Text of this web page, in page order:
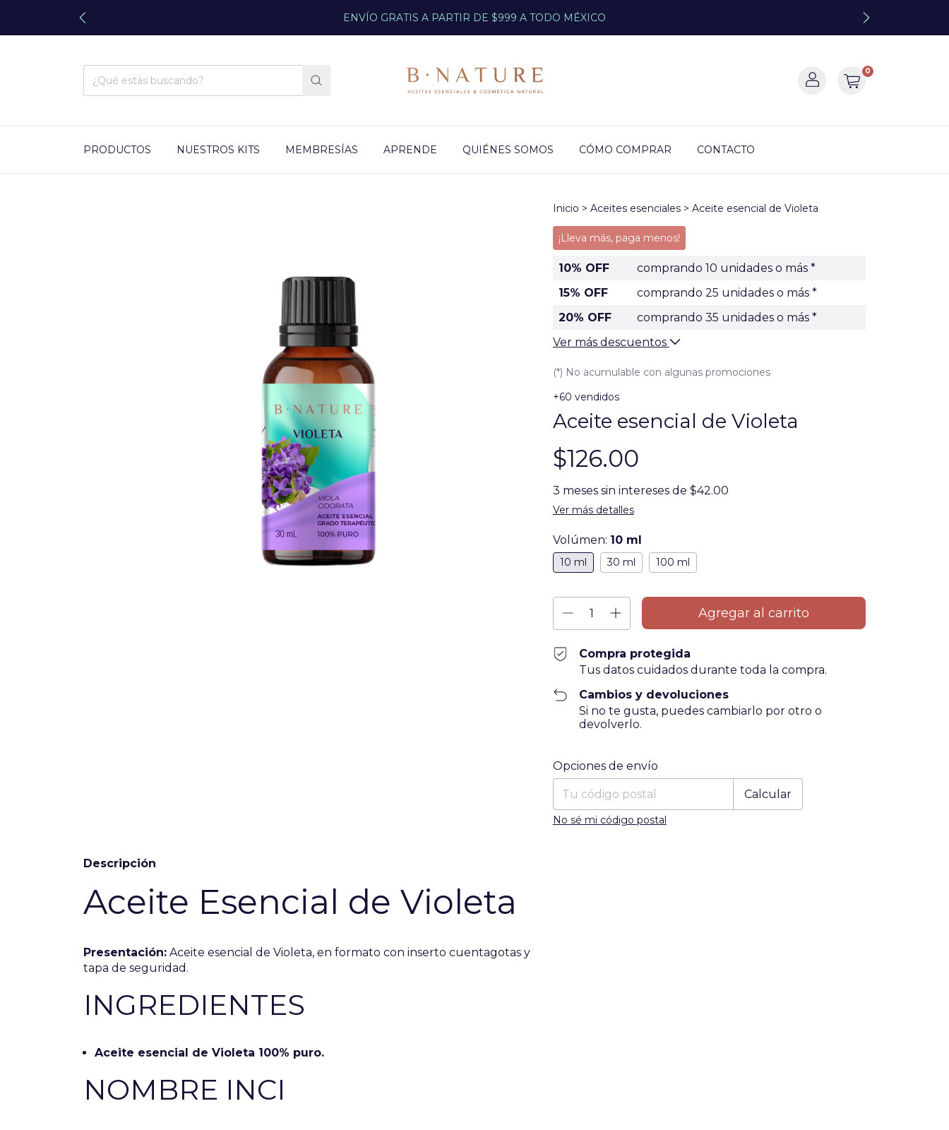
ENVÍO GRATIS A PARTIR DE $999 A TODO MÉXICO
0
PRODUCTOS NUESTROS KITS MEMBRESÍAS APRENDE QUIÉNES SOMOS CÓMO COMPRAR CONTACTO
Inicio > Aceites esenciales > Aceite esencial de Violeta
¡Lleva más, paga menos!
10% OFF
comprando 10 unidades o más *
15% OFF
comprando 25 unidades o más *
20% OFF
comprando 35 unidades o más *
Ver más descuentos
(*) No acumulable con algunas promociones
+60 vendidos
Aceite esencial de Violeta
$126.00
3 meses sin intereses de $42.00
Ver más detalles
Volúmen: 10 ml
10 ml 30 ml 100 ml
Compra protegida
Tus datos cuidados durante toda la compra.
Cambios y devoluciones
Si no te gusta, puedes cambiarlo por otro o
devolverlo.
Entregas para el CP:
Opciones de envío
Calcular
No sé mi código postal
Descripción
Aceite Esencial de Violeta
Presentación: Aceite esencial de Violeta, en formato con inserto cuentagotas y
tapa de seguridad.
INGREDIENTES
Aceite esencial de Violeta 100% puro.
NOMBRE INCI